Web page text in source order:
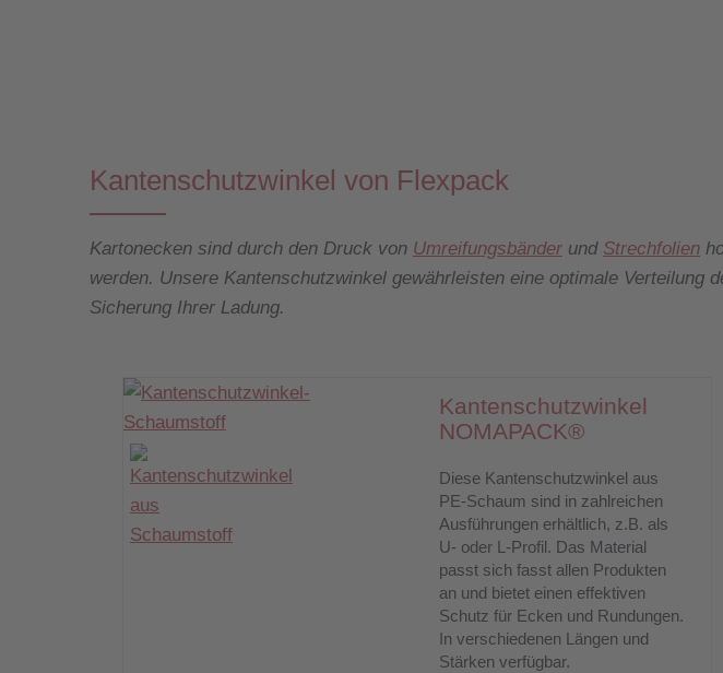
Kantenschutzwinkel von Flexpack
Kartonecken sind durch den Druck von Umreifungsbänder und Strechfolien
werden. Unsere Kantenschutzwinkel gewährleisten eine optimale
Sicherung Ihrer Ladung.
Kantenschutzwinkel
NOMAPACK®
Diese Kantenschutzwinkel aus
PE-Schaum sind in zahlreichen
Ausführungen erhältlich, z.B. als
U- oder L-Profil. Das Material
passt sich fasst allen Produkten
an und bietet einen effektiven
Schutz für Ecken und Rundungen.
In verschiedenen Längen und
Stärken verfügbar.